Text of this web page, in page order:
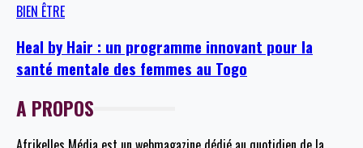
BIEN ÊTRE
Heal by Hair : un programme innovant pour la
santé mentale des femmes au Togo
A PROPOS